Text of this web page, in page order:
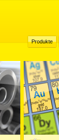
Produkte